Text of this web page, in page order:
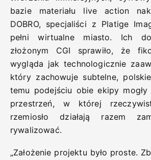
bazie materiału live action
DOBRO, specjaliści z Platige
pełni wirtualne miasto. Ich
złożonym CGI sprawiło, że
wygląda jak technologicznie
który zachowuje subtelne,
temu podejściu obie ekipy
przestrzeń, w której
rzemiosło działają razem
rywalizować.
„Założenie projektu było proste.